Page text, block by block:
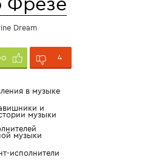
Dream
4
в музыке
и
музыки
музыки
исполнители